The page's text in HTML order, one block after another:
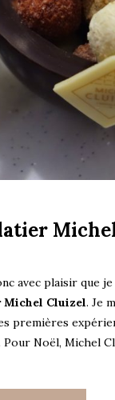
avec plaisir que
Cluizel. Je
premières
Pour Noël, Michel